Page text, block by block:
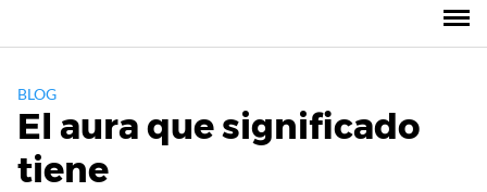
BLOG
El aura que significado
tiene